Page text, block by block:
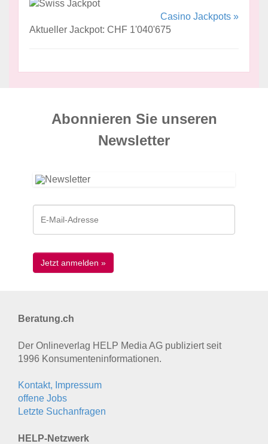
Casino Jackpots »
Aktueller Jackpot: CHF 1'040'675
Abonnieren Sie unseren
News­letter
Beratung.ch
Der Onlineverlag HELP Media AG publiziert seit
1996 Konsumenten­informationen.
Kontakt, Impressum
offene Jobs
Letzte Suchanfragen
HELP-Netzwerk